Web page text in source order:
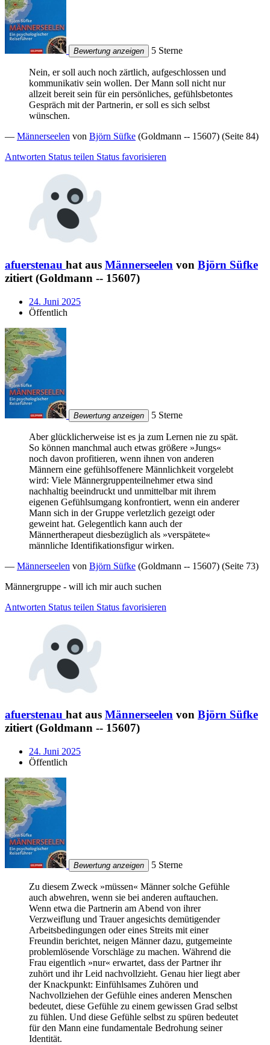
Bewertung anzeigen 5 Sterne
Nein, er soll auch noch zärtlich, aufgeschlossen und
kommunikativ sein wollen. Der Mann soll nicht nur
allzeit bereit sein für ein persönliches, gefühlsbetontes
Gespräch mit der Partnerin, er soll es sich selbst
wünschen.
— Männerseelen von Björn Süfke (Goldmann -- 15607) (Seite 84)
Antworten Status teilen Status favorisieren
afuerstenau hat aus Männerseelen von Björn Süfke
zitiert (Goldmann -- 15607)
24. Juni 2025
Öffentlich
Bewertung anzeigen 5 Sterne
Aber glücklicherweise ist es ja zum Lernen nie zu spät.
So können manchmal auch etwas größere »Jungs«
noch davon profitieren, wenn ihnen von anderen
Männern eine gefühlsoffenere Männlichkeit vorgelebt
wird: Viele Männergruppenteilnehmer etwa sind
nachhaltig beeindruckt und unmittelbar mit ihrem
eigenen Gefühlsumgang konfrontiert, wenn ein anderer
Mann sich in der Gruppe verletzlich gezeigt oder
geweint hat. Gelegentlich kann auch der
Männertherapeut diesbezüglich als »verspätete«
männliche Identifikationsfigur wirken.
— Männerseelen von Björn Süfke (Goldmann -- 15607) (Seite 73)
Männergruppe - will ich mir auch suchen
Antworten Status teilen Status favorisieren
afuerstenau hat aus Männerseelen von Björn Süfke
zitiert (Goldmann -- 15607)
24. Juni 2025
Öffentlich
Bewertung anzeigen 5 Sterne
Zu diesem Zweck »müssen« Männer solche Gefühle
auch abwehren, wenn sie bei anderen auftauchen.
Wenn etwa die Partnerin am Abend von ihrer
Verzweiflung und Trauer angesichts demütigender
Arbeitsbedingungen oder eines Streits mit einer
Freundin berichtet, neigen Männer dazu, gutgemeinte
problemlösende Vorschläge zu machen. Während die
Frau eigentlich »nur« erwartet, dass der Partner ihr
zuhört und ihr Leid nachvollzieht. Genau hier liegt aber
der Knackpunkt: Einfühlsames Zuhören und
Nachvollziehen der Gefühle eines anderen Menschen
bedeutet, diese Gefühle zu einem gewissen Grad selbst
zu fühlen. Und diese Gefühle selbst zu spüren bedeutet
für den Mann eine fundamentale Bedrohung seiner
Identität.